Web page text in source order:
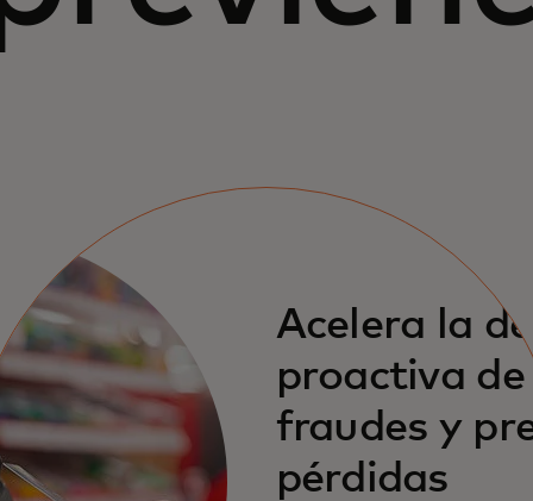
Acelera la
proactiva de
fraudes y
pérdidas